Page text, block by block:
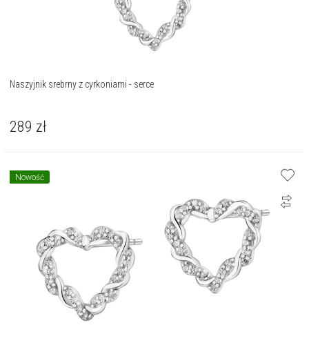
Naszyjnik srebrny z cyrkoniami - serce
289 zł
Nowość